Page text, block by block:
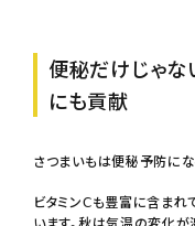
便秘だけじゃな
にも貢献
さつまいもは便秘予防に
ビタミンⅭも豊富に含まれ